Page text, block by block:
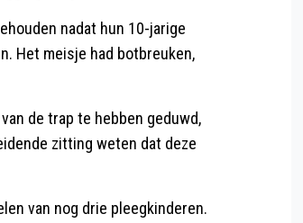
nadat hun 10-jarige
Het meisje had botbreuken,
de trap te hebben geduwd,
zitting weten dat deze
van nog drie pleegkinderen.